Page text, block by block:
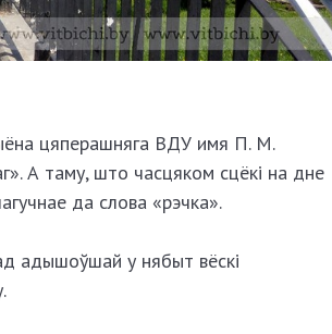
цяперашняга ВДУ имя П. М.
А таму, што часцяком сцёкі на дне
да слова «рэчка».
адышоўшай у нябыт вёскі